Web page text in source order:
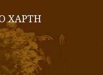
ΧΑΡΤΗ